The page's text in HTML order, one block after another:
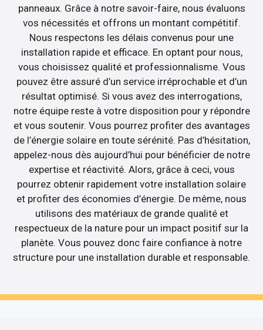
panneaux. Grâce à notre savoir-faire, nous évaluons
vos nécessités et offrons un montant compétitif.
Nous respectons les délais convenus pour une
installation rapide et efficace. En optant pour nous,
vous choisissez qualité et professionnalisme. Vous
pouvez être assuré d’un service irréprochable et d’un
résultat optimisé. Si vous avez des interrogations,
notre équipe reste à votre disposition pour y répondre
et vous soutenir. Vous pourrez profiter des avantages
de l’énergie solaire en toute sérénité. Pas d’hésitation,
appelez-nous dès aujourd’hui pour bénéficier de notre
expertise et réactivité. Alors, grâce à ceci, vous
pourrez obtenir rapidement votre installation solaire
et profiter des économies d’énergie. De même, nous
utilisons des matériaux de grande qualité et
respectueux de la nature pour un impact positif sur la
planète. Vous pouvez donc faire confiance à notre
structure pour une installation durable et responsable.